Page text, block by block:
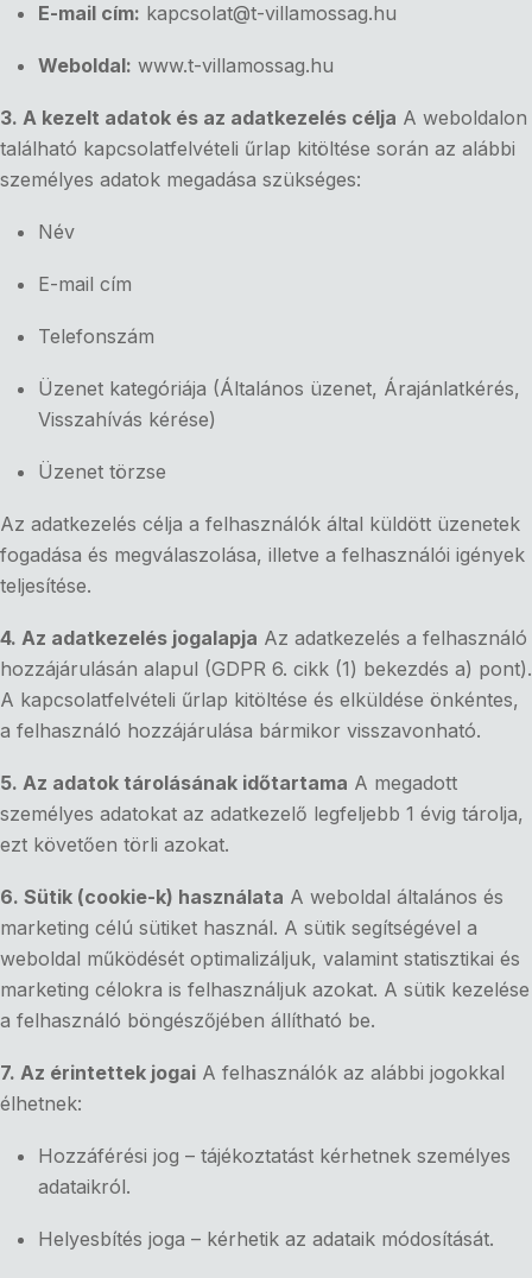
E-mail cím: kapcsolat@t-villamossag.hu
Weboldal: www.t-villamossag.hu
3. A kezelt adatok és az adatkezelés célja A weboldalon
található kapcsolatfelvételi űrlap kitöltése során az alábbi
személyes adatok megadása szükséges:
Név
E-mail cím
Telefonszám
Üzenet kategóriája (Általános üzenet, Árajánlatkérés,
Visszahívás kérése)
Üzenet törzse
Az adatkezelés célja a felhasználók által küldött üzenetek
fogadása és megválaszolása, illetve a felhasználói igények
teljesítése.
4. Az adatkezelés jogalapja Az adatkezelés a felhasználó
hozzájárulásán alapul (GDPR 6. cikk (1) bekezdés a) pont).
A kapcsolatfelvételi űrlap kitöltése és elküldése önkéntes,
a felhasználó hozzájárulása bármikor visszavonható.
5. Az adatok tárolásának időtartama A megadott
személyes adatokat az adatkezelő legfeljebb 1 évig tárolja,
ezt követően törli azokat.
6. Sütik (cookie-k) használata A weboldal általános és
marketing célú sütiket használ. A sütik segítségével a
weboldal működését optimalizáljuk, valamint statisztikai és
marketing célokra is felhasználjuk azokat. A sütik kezelése
a felhasználó böngészőjében állítható be.
7. Az érintettek jogai A felhasználók az alábbi jogokkal
élhetnek:
Hozzáférési jog – tájékoztatást kérhetnek személyes
adataikról.
Helyesbítés joga – kérhetik az adataik módosítását.